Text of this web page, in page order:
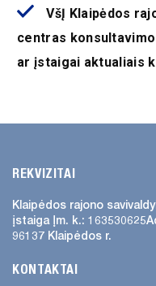
ASMENS
DUOMENŲ
APSAUGA
SU VISUOMENE
SKIEPŲ
PLANAVIMAS
VšĮ Klaipėdos
centras
ar įstaigai aktualiais
REKVIZITAI
Klaipėdos rajono
įstaigaĮm. k.: 163530625
96137 Klaipėdos r.
KONTAKTAI